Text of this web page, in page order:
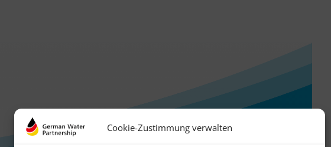
Cookie-Zustimmung verwalten